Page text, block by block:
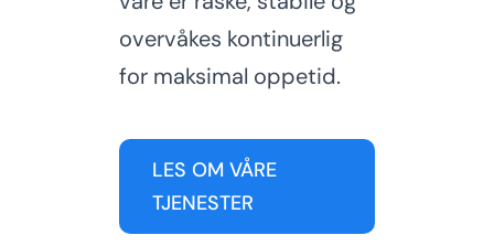
overvåkes kontinuerlig
for maksimal oppetid.
LES OM VÅRE
TJENESTER